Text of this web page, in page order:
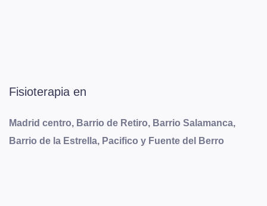
Fisioterapia en
Madrid centro, Barrio de Retiro, Barrio Salamanca,
Barrio de la Estrella, Pacifico y Fuente del Berro